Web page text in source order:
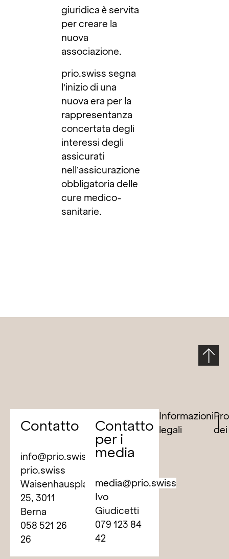
giuridica è servita
per creare la
nuova
associazione.
prio.swiss segna
l’inizio di una
nuova era per la
rappresentanza
concertata degli
interessi degli
assicurati
nell’assicurazione
obbligatoria delle
cure medico-
sanitarie.
Contatto
info@prio.swiss
prio.swiss
Waisenhausplatz
25, 3011
Berna
058 521 26
26
Contatto
per i
media
media@prio.swiss
Ivo
Giudicetti
079 123 84
42
Informazioni
legali